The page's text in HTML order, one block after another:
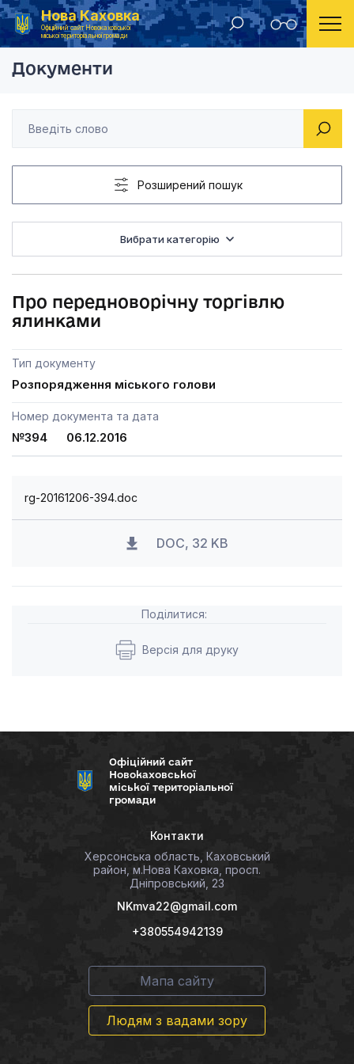
Нова Каховка
Офіційний сайт Новокаховської
міської територіальної громади
Головна Розпорядження Новокаховського міського голови 2016 рік Про
Документи
Розширений пошук
Вибрати категорію
Про передноворічну торгівлю
ялинками
Тип документу
Розпорядження міського голови
Номер документа та дата
№394 06.12.2016
rg-20161206-394.doc
DOC, 32 KB
Поділитися:
Версія для друку
Офіційний сайт
Новокаховської
міської територіальної
громади
Контакти
Херсонська область, Каховський
район, м.Нова Каховка, просп.
Дніпровський, 23
NKmva22@gmail.com
+380554942139
Мапа сайту
Людям з вадами зору